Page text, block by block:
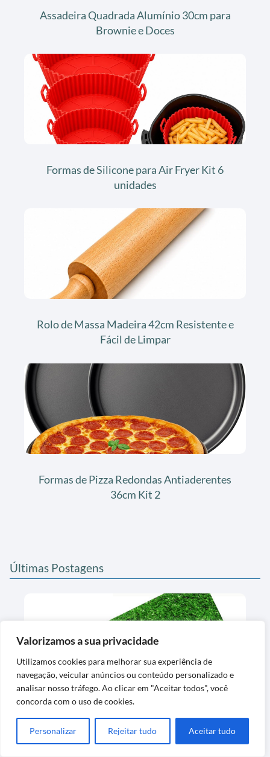
Valorizamos a sua privacidade
Utilizamos cookies para melhorar sua experiência de
navegação, veicular anúncios ou conteúdo personalizado e
analisar nosso tráfego. Ao clicar em "Aceitar todos", você
concorda com o uso de cookies.
Personalizar Rejeitar tudo Aceitar tudo
Assadeira Quadrada Alumínio 30cm para
Brownie e Doces
Formas de Silicone para Air Fryer Kit 6
unidades
Rolo de Massa Madeira 42cm Resistente e
Fácil de Limpar
Formas de Pizza Redondas Antiaderentes
36cm Kit 2
Últimas Postagens
Tapete de Grama Sintética Decorativa